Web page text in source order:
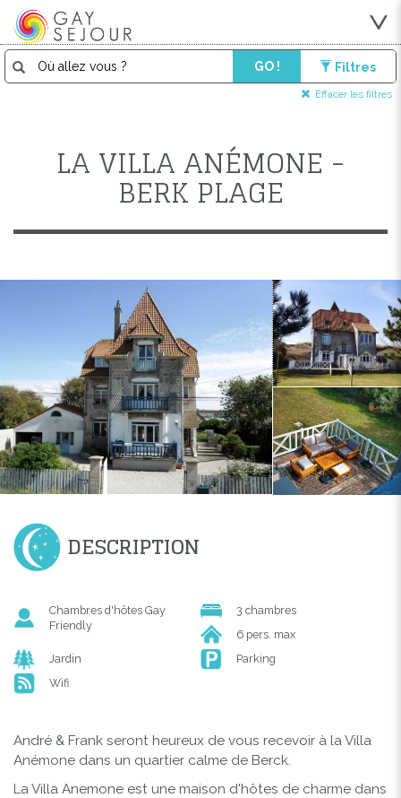
GO ! Filtres
Effacer les filtres
LA VILLA ANÉMONE -
BERK PLAGE
DESCRIPTION
Chambres d'hôtes Gay
Friendly
3 chambres
6 pers. max
Jardin
Parking
Wifi
André & Frank seront heureux de vous recevoir à la Villa
Anémone dans un quartier calme de Berck.
La Villa Anemone est une maison d'hôtes de charme dans